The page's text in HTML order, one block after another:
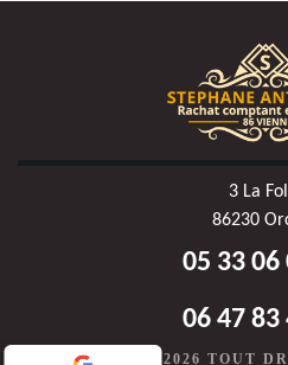
3 La
86230
05 33 06
06 47 83
©2020-2026 TOUT